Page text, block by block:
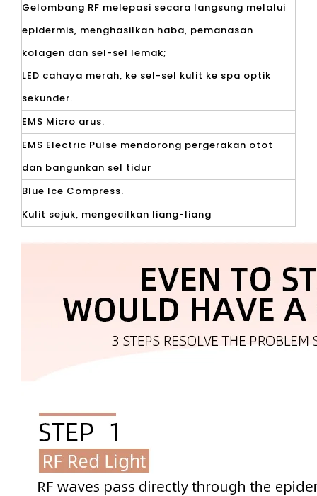
Gelombang RF melepasi secara langsung melalui
epidermis, menghasilkan haba, pemanasan
kolagen dan sel-sel lemak;
LED cahaya merah, ke sel-sel kulit ke spa optik
sekunder.
EMS Micro arus.
EMS Electric Pulse mendorong pergerakan otot
dan bangunkan sel tidur
Blue Ice Compress.
Kulit sejuk, mengecilkan liang-liang